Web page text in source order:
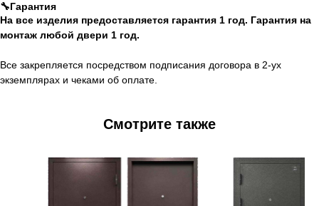
🔧Гарантия
На все изделия предоставляется гарантия 1 год. Гарантия на
монтаж любой двери 1 год.
Все закрепляется посредством подписания договора в 2-ух
экземплярах и чеками об оплате.
Смотрите также